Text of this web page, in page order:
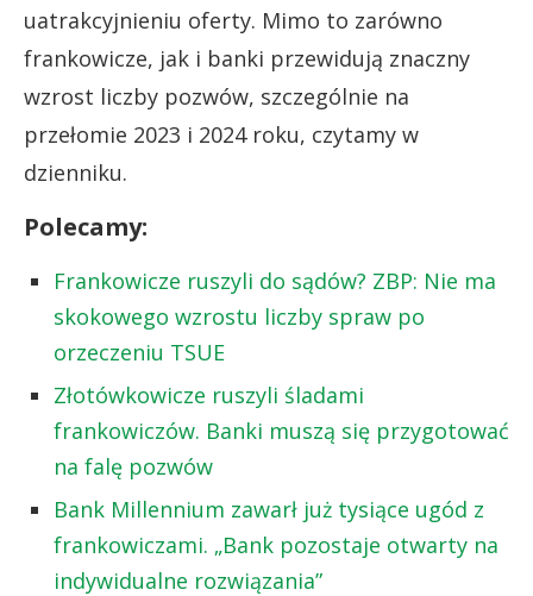
uatrakcyjnieniu oferty. Mimo to zarówno
frankowicze, jak i banki przewidują znaczny
wzrost liczby pozwów, szczególnie na
przełomie 2023 i 2024 roku, czytamy w
dzienniku.
Polecamy:
Frankowicze ruszyli do sądów? ZBP: Nie ma
skokowego wzrostu liczby spraw po
orzeczeniu TSUE
Złotówkowicze ruszyli śladami
frankowiczów. Banki muszą się przygotować
na falę pozwów
Bank Millennium zawarł już tysiące ugód z
frankowiczami. „Bank pozostaje otwarty na
indywidualne rozwiązania”